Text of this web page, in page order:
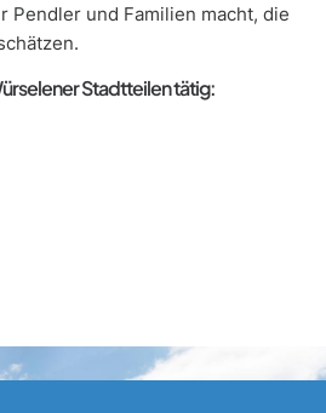
Pendler und Familien macht, die
Stadtteilen tätig: